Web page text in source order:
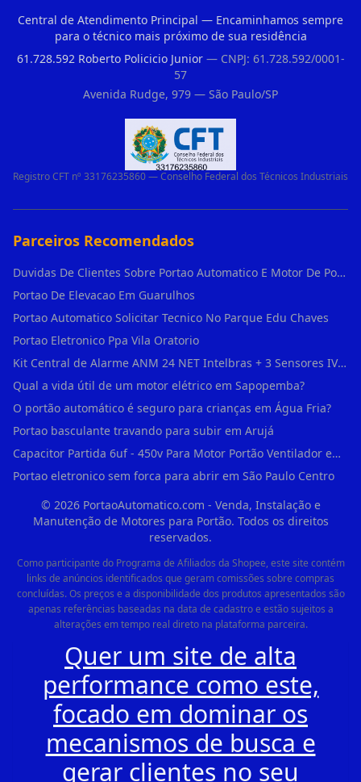
Central de Atendimento Principal — Encaminhamos sempre
para o técnico mais próximo de sua residência
61.728.592 Roberto Policicio Junior— CNPJ: 61.728.592/0001-
57
Avenida Rudge, 979 — São Paulo/SP
Registro CFT nº 33176235860 — Conselho Federal dos Técnicos Industriais
Parceiros Recomendados
Duvidas De Clientes Sobre Portao Automatico E Motor De Portao Motor De Portao Suspenso
Portao De Elevacao Em Guarulhos
Portao Automatico Solicitar Tecnico No Parque Edu Chaves
Portao Eletronico Ppa Vila Oratorio
Kit Central de Alarme ANM 24 NET Intelbras + 3 Sensores IVP 3000 CF + Bateria + em Vila Jacuí
Qual a vida útil de um motor elétrico em Sapopemba?
O portão automático é seguro para crianças em Água Fria?
Portao basculante travando para subir em Arujá
Capacitor Partida 6uf - 450v Para Motor Portão Ventilador em Vila Madalena
Portao eletronico sem forca para abrir em São Paulo Centro
© 2026PortaoAutomatico.com - Venda, Instalação e
Manutenção de Motores para Portão. Todos os direitos
reservados.
Como participante do Programa de Afiliados da Shopee, este site contém
links de anúncios identificados que geram comissões sobre compras
concluídas. Os preços e a disponibilidade dos produtos apresentados são
apenas referências baseadas na data de cadastro e estão sujeitos a
alterações em tempo real direto na plataforma parceira.
Quer um site de alta
performance como este,
focado em dominar os
mecanismos de busca e
gerar clientes no seu